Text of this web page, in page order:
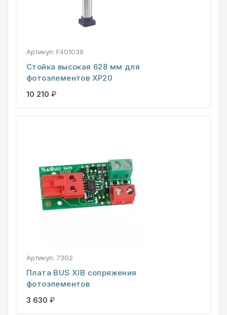
Артикул: F401039
Стойка высокая 628 мм для
фотоэлементов XP20
10 210 ₽
Артикул: 7302
Плата BUS XIB сопряжения
фотоэлементов
3 630 ₽